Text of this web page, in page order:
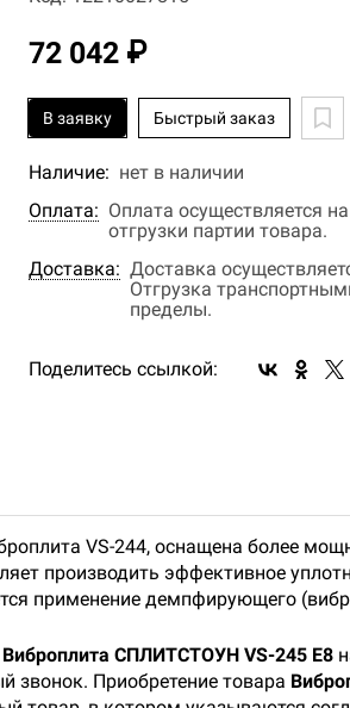
72 042 ₽
В заявку Быстрый заказ
Наличие: нет в наличии
Оплата: Оплата осуществляется
отгрузки партии товара.
Доставка: Доставка
Отгрузка
пределы.
Поделитесь ссылкой:
VS-244, оснащена более
производить эффективное
применение демпфирующего
Виброплита СПЛИТСТОУН VS-245 E8
звонок. Приобретение товара